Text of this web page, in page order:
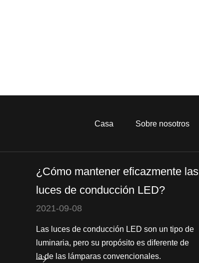
Casa Sobre nosotros
¿Cómo mantener eficazmente las
luces de conducción LED?
2021-09-08
Las luces de conducción LED son un tipo de
luminaria, pero su propósito es diferente de
la de las lámparas convencionales.